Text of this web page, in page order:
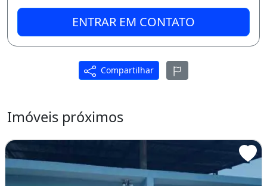
* Não Trabalhamos com carta de crédito ou
empresas financeiras!
* semi mobiliada de acordo com o que está
Entrar em Contato Somente interessados
Interessados entrar em contato Ligação e
WhatsApp 9 2 9 9 1 7 2 7 8 3 5 Douglas
ENTRAR EM CONTATO
Compartilhar
Imóveis próximos